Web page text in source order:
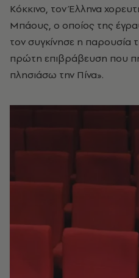
Κόκκινο, τον Έλληνα
Μπάους, ο οποίος της
τον συγκίνησε η παρουσία
πρώτη επιβράβευση που
πλησιάσω την Πίνα».